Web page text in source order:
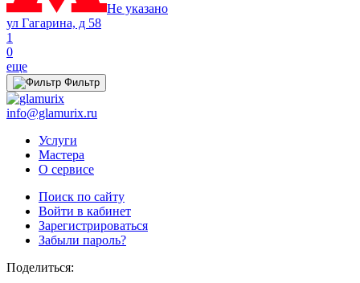
Не указано
ул Гагарина, д 58
1
0
еще
Фильтр
info@glamurix.ru
Услуги
Мастера
О сервисе
Поиск по сайту
Войти в кабинет
Зарегистрироваться
Забыли пароль?
Поделиться: